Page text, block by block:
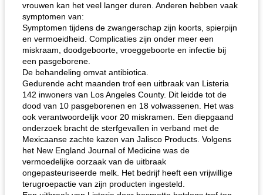
vrouwen kan het veel langer duren. Anderen hebben vaak
symptomen van:
Symptomen tijdens de zwangerschap zijn koorts, spierpijn
en vermoeidheid. Complicaties zijn onder meer een
miskraam, doodgeboorte, vroeggeboorte en infectie bij
een pasgeborene.
De behandeling omvat antibiotica.
Gedurende acht maanden trof een uitbraak van Listeria
142 inwoners van Los Angeles County. Dit leidde tot de
dood van 10 pasgeborenen en 18 volwassenen. Het was
ook verantwoordelijk voor 20 miskramen. Een diepgaand
onderzoek bracht de sterfgevallen in verband met de
Mexicaanse zachte kazen van Jalisco Products. Volgens
het New England Journal of Medicine was de
vermoedelijke oorzaak van de uitbraak
ongepasteuriseerde melk. Het bedrijf heeft een vrijwillige
terugroepactie van zijn producten ingesteld.